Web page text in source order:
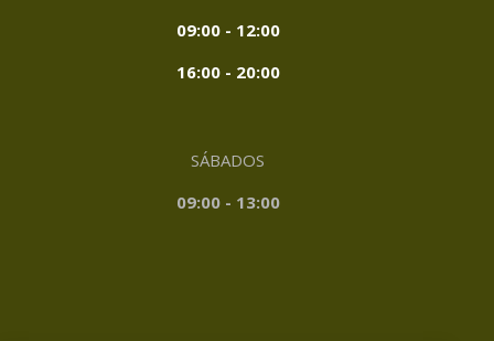
09:00 - 12:00
16:00 - 20:00
SÁBADOS
09:00 - 13:00